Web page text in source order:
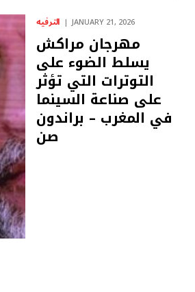
الترفيه JANUARY 21, 2026
مهرجان مراكش
يسلط الضوء على
التوترات التي تؤثر
على صناعة السينما
في المغرب – براندون
صن